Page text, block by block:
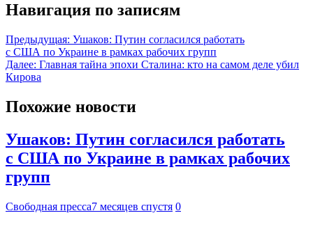
Навигация по записям
Предыдущая: Ушаков: Путин согласился работать
с США по Украине в рамках рабочих групп
Далее: Главная тайна эпохи Сталина: кто на самом деле убил
Кирова
Похожие новости
Ушаков: Путин согласился работать
с США по Украине в рамках рабочих
групп
Свободная пресса7 месяцев спустя 0